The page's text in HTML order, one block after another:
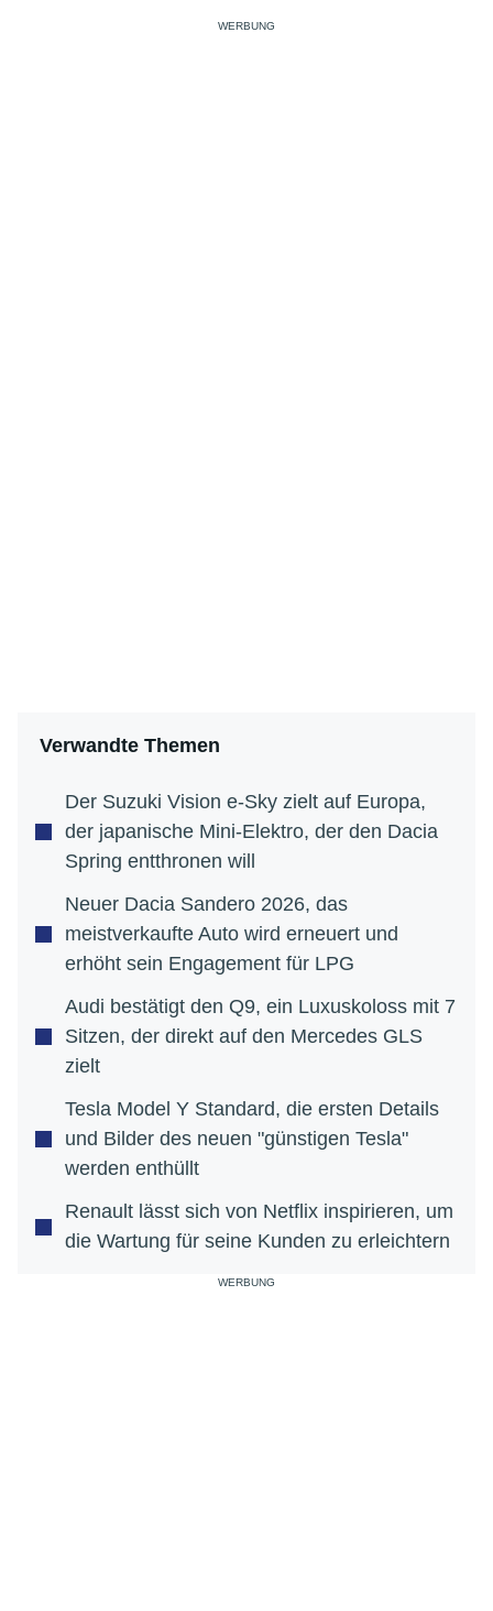
Verwandte Themen
Der Suzuki Vision e-Sky zielt auf Europa,
der japanische Mini-Elektro, der den Dacia
Spring entthronen will
Neuer Dacia Sandero 2026, das
meistverkaufte Auto wird erneuert und
erhöht sein Engagement für LPG
Audi bestätigt den Q9, ein Luxuskoloss mit 7
Sitzen, der direkt auf den Mercedes GLS
zielt
Tesla Model Y Standard, die ersten Details
und Bilder des neuen "günstigen Tesla"
werden enthüllt
Renault lässt sich von Netflix inspirieren, um
die Wartung für seine Kunden zu erleichtern